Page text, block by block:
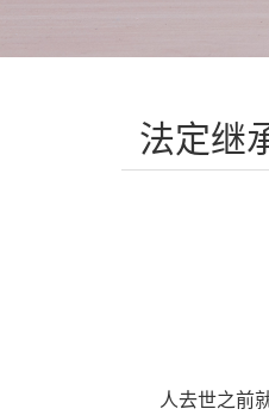
法定继
人去世之前